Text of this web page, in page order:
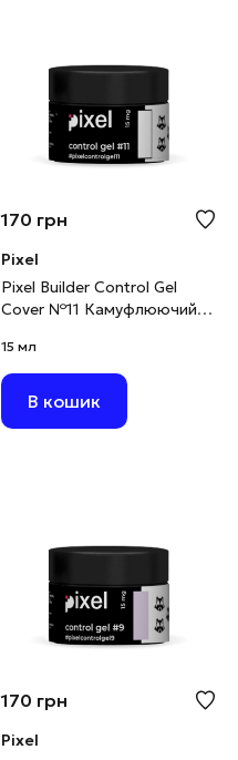
170 грн
Pixel
Pixel Builder Control Gel
Cover №11 Камуфлюючий
мл
15 мл
В кошик
170 грн
Pixel